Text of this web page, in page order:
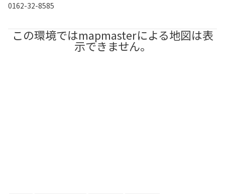
0162-32-8585
この環境ではmapmasterによる地図は表
示できません。